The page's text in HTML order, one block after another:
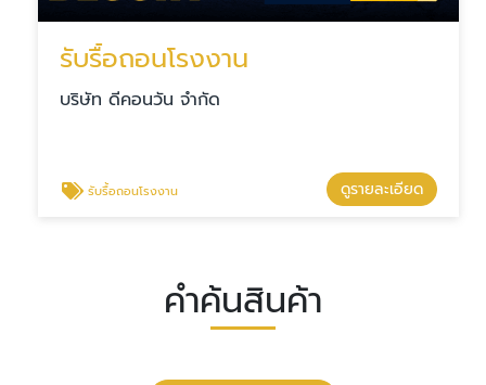
รับรื้อถอนโรงงาน
บริษัท ดีคอนวัน จำกัด
รับรื้อถอนโรงงาน ดูรายละเอียด
คำค้นสินค้า